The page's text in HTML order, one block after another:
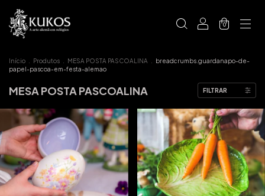
0
Início Produtos MESA POSTA PASCOALINA
breadcrumbs.guardanapo-de-
papel-pascoa-em-festa-alemao
MESA POSTA PASCOALINA FILTRAR